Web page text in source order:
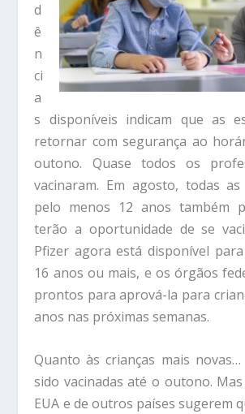
d
ê
n
ci
a
s disponíveis indicam que as
retornar com segurança ao
outono. Quase todos os
vacinaram. Em agosto, todas as
pelo menos 12 anos também
terão a oportunidade de se
Pfizer agora está disponível
16 anos ou mais, e os órgãos
prontos para aprová-la para
anos nas próximas semanas.
Quanto às crianças mais
sido vacinadas até o outono.
EUA e de outros países sugerem